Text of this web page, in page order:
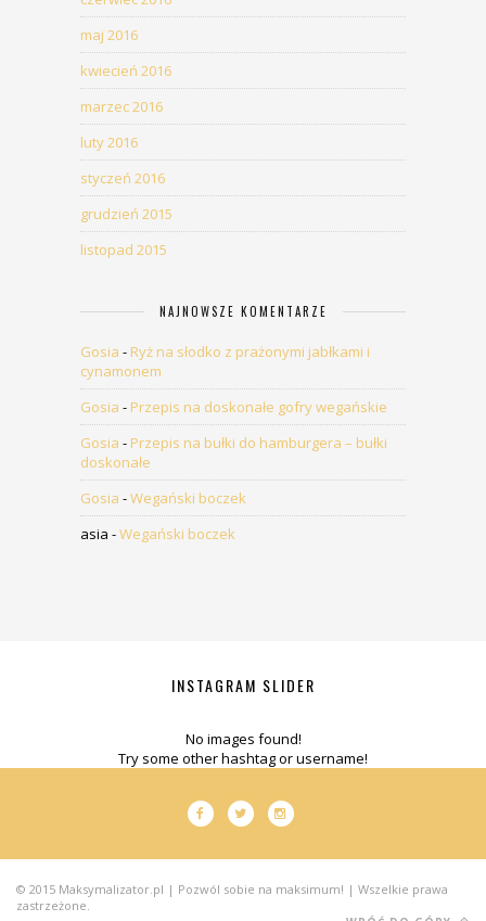
maj 2016
kwiecień 2016
marzec 2016
luty 2016
styczeń 2016
grudzień 2015
listopad 2015
NAJNOWSZE KOMENTARZE
Gosia - Ryż na słodko z prażonymi jabłkami i
cynamonem
Gosia - Przepis na doskonałe gofry wegańskie
Gosia - Przepis na bułki do hamburgera – bułki
doskonałe
Gosia -Wegański boczek
asia -Wegański boczek
INSTAGRAM SLIDER
No images found!
Try some other hashtag or username!
© 2015 Maksymalizator.pl | Pozwól sobie na maksimum! | Wszelkie prawa
zastrzeżone.